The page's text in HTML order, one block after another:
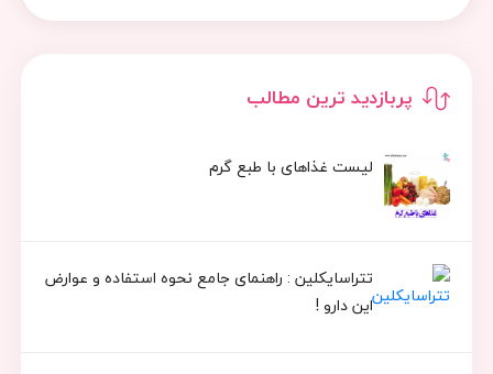
پربازدید ترین مطالب
لیست غذاهای با طبع گرم
تتراسایکلین : راهنمای جامع نحوه استفاده و عوارض
این دارو !